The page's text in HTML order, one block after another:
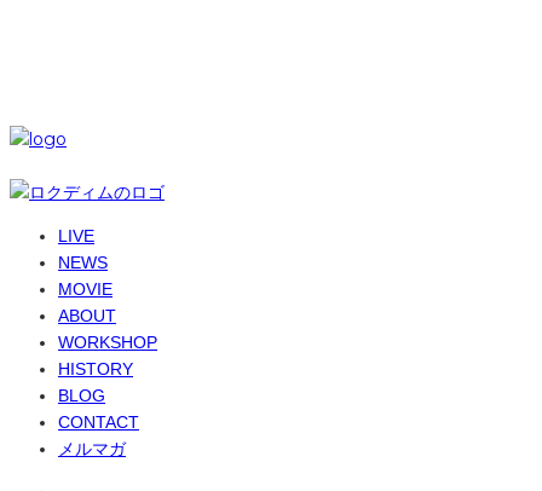
LIVE
NEWS
MOVIE
ABOUT
WORKSHOP
HISTORY
BLOG
CONTACT
メルマガ